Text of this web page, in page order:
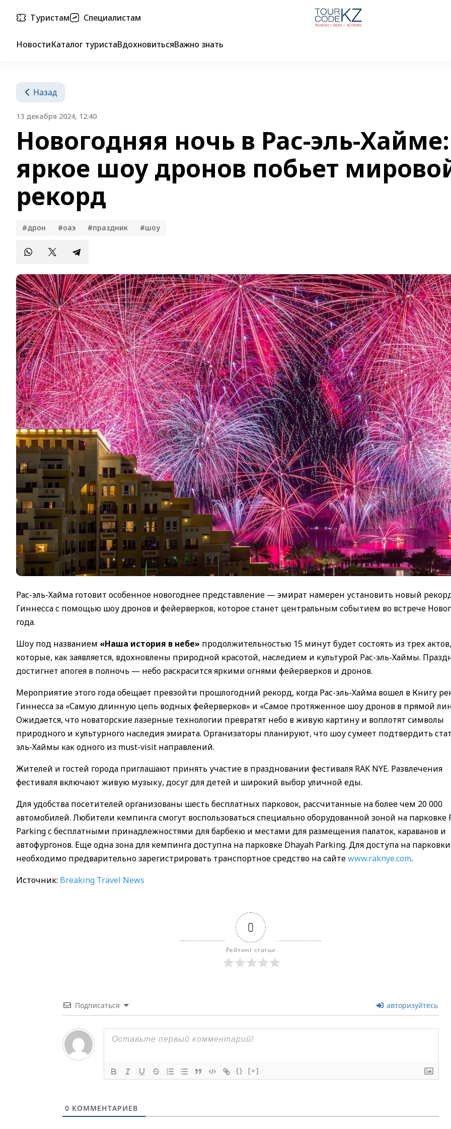
Туристам Специалистам
НовостиКаталог туристаВдохновитьсяВажно знать
Назад
13 декабря 2024, 12:40
Новогодняя ночь в Рас-эль-Хайме:
яркое шоу дронов побьет
рекорд
#дрон #оаэ #праздник #шоу
Рас-эль-Хайма готовит особенное новогоднее представление — эмират намерен установить новый
Гиннесса с помощью шоу дронов и фейерверков, которое станет центральным событием во встрече
года.
Шоу под названием «Наша история в небе» продолжительностью 15 минут будет состоять из трех актов,
которые, как заявляется, вдохновлены природной красотой, наследием и культурой Рас-эль-Хаймы.
достигнет апогея в полночь — небо раскрасится яркими огнями фейерверков и дронов.
Мероприятие этого года обещает превзойти прошлогодний рекорд, когда Рас-эль-Хайма вошел в Книгу
Гиннесса за «Самую длинную цепь водных фейерверков» и «Самое протяженное шоу дронов в прямой
Ожидается, что новаторские лазерные технологии превратят небо в живую картину и воплотят символы
природного и культурного наследия эмирата. Организаторы планируют, что шоу сумеет подтвердить
эль-Хаймы как одного из must-visit направлений.
Жителей и гостей города приглашают принять участие в праздновании фестиваля RAK NYE. Развлечения
фестиваля включают живую музыку, досуг для детей и широкий выбор уличной еды.
Для удобства посетителей организованы шесть бесплатных парковок, рассчитанные на более чем 20 000
автомобилей. Любители кемпинга смогут воспользоваться специально оборудованной зоной на парковке
Parking с бесплатными принадлежностями для барбекю и местами для размещения палаток, караванов и
автофургонов. Еще одна зона для кемпинга доступна на парковке Dhayah Parking. Для доступа на парковки
необходимо предварительно зарегистрировать транспортное средство на сайтеwww.raknye.com.
Источник: Breaking Travel News
0
Рейтинг статьи
Подписаться авторизуйтесь
{} [+]
0 КОММЕНТАРИЕВ